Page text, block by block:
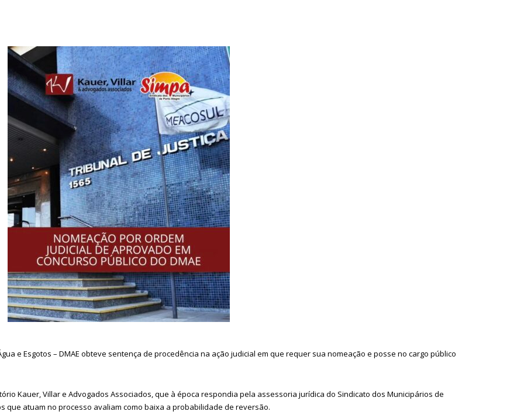
e Esgotos – DMAE obteve sentença de procedência na ação judicial em que requer sua nomeação e posse no cargo público
Kauer, Villar e Advogados Associados, que à época respondia pela assessoria jurídica do Sindicato dos Municipários de
que atuam no processo avaliam como baixa a probabilidade de reversão.